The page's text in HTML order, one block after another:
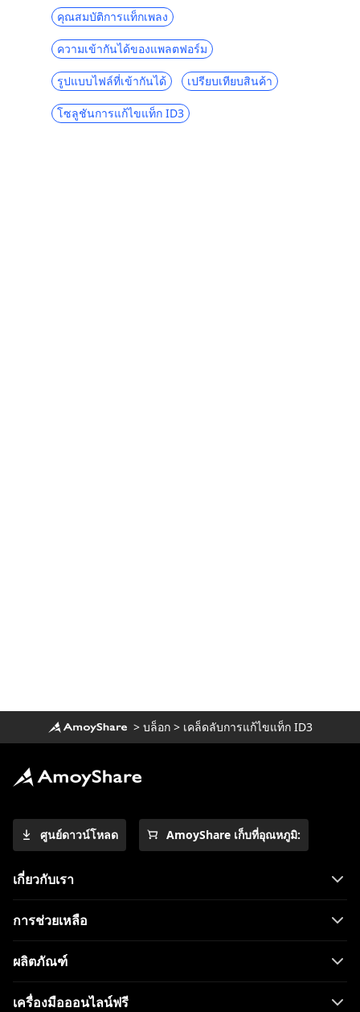
คุณสมบัติการแท็กเพลง
ความเข้ากันได้ของแพลตฟอร์ม
รูปแบบไฟล์ที่เข้ากันได้ เปรียบเทียบสินค้า
โซลูชันการแก้ไขแท็ก ID3
> บล็อก> เคล็ดลับการแก้ไขแท็ก ID3
ศูนย์ดาวน์โหลด AmoyShare เก็บที่อุณหภูมิ:
เกี่ยวกับเรา
การช่วยเหลือ
ผลิตภัณฑ์
เครื่องมือออนไลน์ฟรี